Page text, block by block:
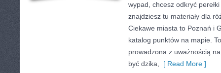
wypad, chcesz odkryć
znajdziesz tu materiały dla
Ciekawe miasta to Poznań i
katalog punktów na mapie.
prowadzona z uważnością
być dzika,
[ Read More ]